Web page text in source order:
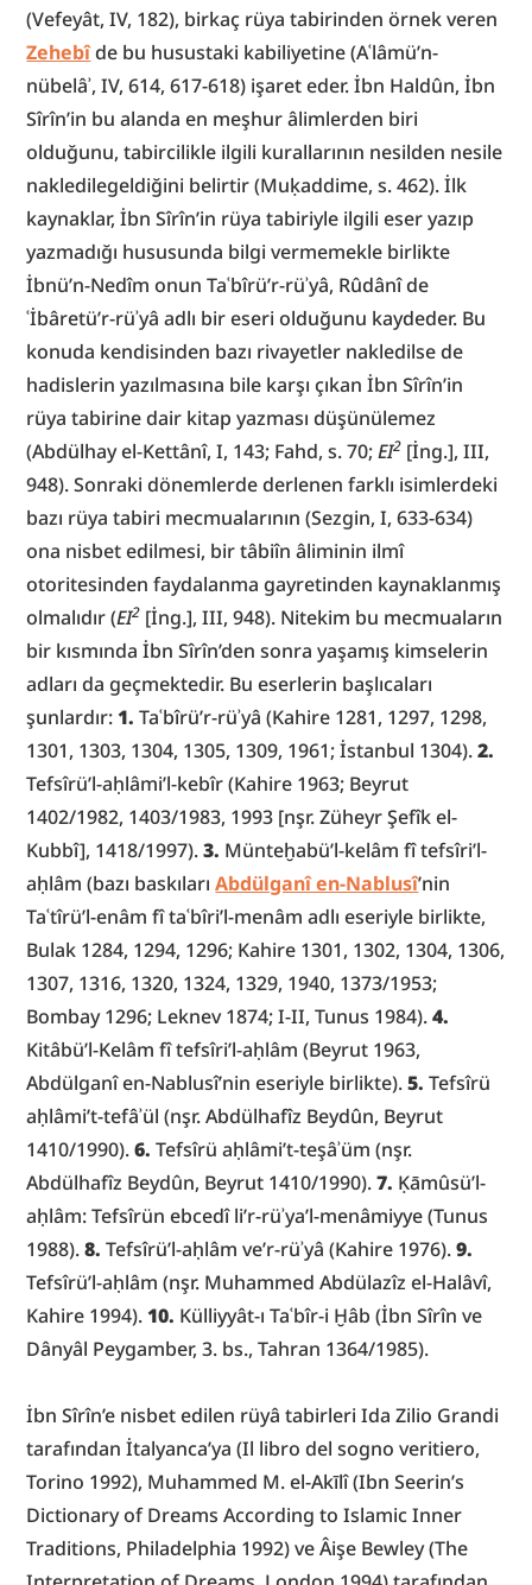
Zehebî de bu husustaki kabiliyetine (Aʿlâmü’n-
nübelâʾ, IV, 614, 617-618) işaret eder. İbn Haldûn, İbn
Sîrîn’in bu alanda en meşhur âlimlerden biri
olduğunu, tabircilikle ilgili kurallarının nesilden nesile
nakledilegeldiğini belirtir (Muḳaddime, s. 462). İlk
kaynaklar, İbn Sîrîn’in rüya tabiriyle ilgili eser yazıp
yazmadığı hususunda bilgi vermemekle birlikte
İbnü’n-Nedîm onun Taʿbîrü’r-rüʾyâ, Rûdânî de
ʿİbâretü’r-rüʾyâ adlı bir eseri olduğunu kaydeder. Bu
konuda kendisinden bazı rivayetler nakledilse de
hadislerin yazılmasına bile karşı çıkan İbn Sîrîn’in
rüya tabirine dair kitap yazması düşünülemez
(Abdülhay el-Kettânî, I, 143; Fahd, s. 70; EI2 [İng.], III,
948). Sonraki dönemlerde derlenen farklı isimlerdeki
bazı rüya tabiri mecmualarının (Sezgin, I, 633-634)
ona nisbet edilmesi, bir tâbiîn âliminin ilmî
otoritesinden faydalanma gayretinden kaynaklanmış
olmalıdır (EI2 [İng.], III, 948). Nitekim bu mecmuaların
bir kısmında İbn Sîrîn’den sonra yaşamış kimselerin
adları da geçmektedir. Bu eserlerin başlıcaları
şunlardır: 1. Taʿbîrü’r-rüʾyâ (Kahire 1281, 1297, 1298,
1301, 1303, 1304, 1305, 1309, 1961; İstanbul 1304). 2.
Tefsîrü’l-aḥlâmi’l-kebîr (Kahire 1963; Beyrut
1402/1982, 1403/1983, 1993 [nşr. Züheyr Şefîk el-
Kubbî], 1418/1997). 3. Münteḫabü’l-kelâm fî tefsîri’l-
aḥlâm (bazı baskıları Abdülganî en-Nablusî’nin
Taʿtîrü’l-enâm fî taʿbîri’l-menâm adlı eseriyle birlikte,
Bulak 1284, 1294, 1296; Kahire 1301, 1302, 1304, 1306,
1307, 1316, 1320, 1324, 1329, 1940, 1373/1953;
Bombay 1296; Leknev 1874; I-II, Tunus 1984). 4.
Kitâbü’l-Kelâm fî tefsîri’l-aḥlâm (Beyrut 1963,
Abdülganî en-Nablusî’nin eseriyle birlikte). 5. Tefsîrü
aḥlâmi’t-tefâʾül (nşr. Abdülhafîz Beydûn, Beyrut
1410/1990). 6. Tefsîrü aḥlâmi’t-teşâʾüm (nşr.
Abdülhafîz Beydûn, Beyrut 1410/1990). 7. Ḳāmûsü’l-
aḥlâm: Tefsîrün ebcedî li’r-rüʾya’l-menâmiyye (Tunus
1988). 8. Tefsîrü’l-aḥlâm ve’r-rüʾyâ (Kahire 1976). 9.
Tefsîrü’l-aḥlâm (nşr. Muhammed Abdülazîz el-Halâvî,
Kahire 1994). 10. Külliyyât-ı Taʿbîr-i Ḫâb (İbn Sîrîn ve
Dânyâl Peygamber, 3. bs., Tahran 1364/1985).
İbn Sîrîn’e nisbet edilen rüyâ tabirleri Ida Zilio Grandi
tarafından İtalyanca’ya (Il libro del sogno veritiero,
Torino 1992), Muhammed M. el-Akīlî (Ibn Seerin’s
Dictionary of Dreams According to Islamic Inner
Traditions, Philadelphia 1992) ve Âişe Bewley (The